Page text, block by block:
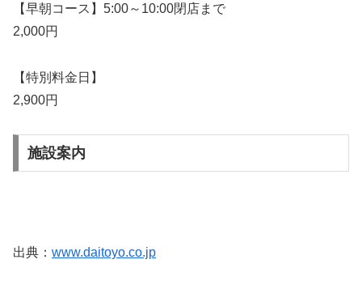
【早朝コース】5:00～10:00閉店まで
2,000円
【特別料金日】
2,900円
施設案内
出典： www.daitoyo.co.jp